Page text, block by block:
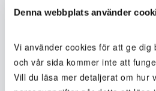
Denna webbplats använder
Vi använder cookies för att ge dig
och vår sida kommer inte att
Vill du läsa mer detaljerat om hur